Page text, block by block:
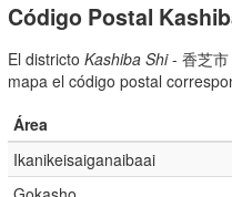
Código Postal
El districto Kashiba Shi- 香芝市
mapa el código postal
Área
Ikanikeisaiganaibaai